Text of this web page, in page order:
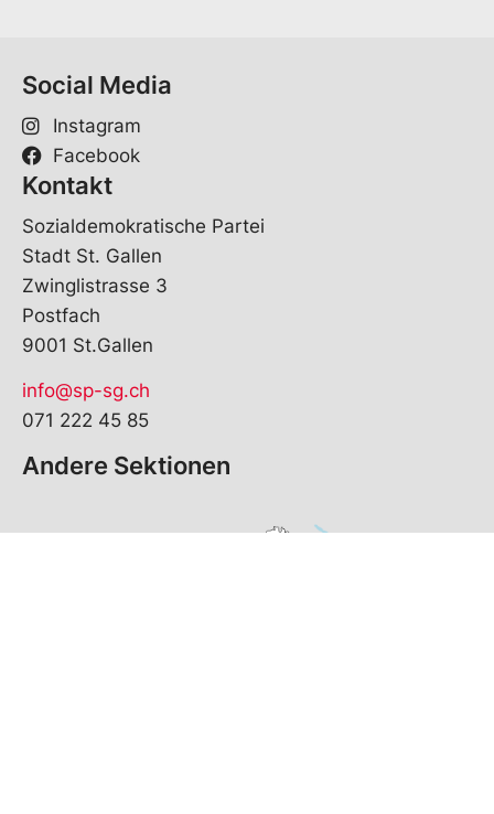
Social Media
Instagram
Facebook
Kontakt
Sozialdemokratische Partei
Stadt St. Gallen
Zwinglistrasse 3
Postfach
9001 St.Gallen
info@sp-sg.ch
071 222 45 85
Andere Sektionen